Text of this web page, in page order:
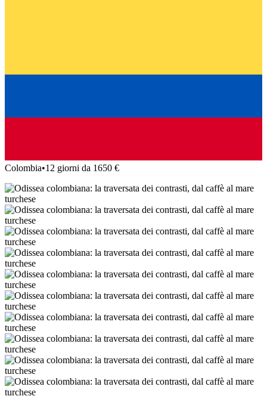
Colombia•12 giorni da 1650 €